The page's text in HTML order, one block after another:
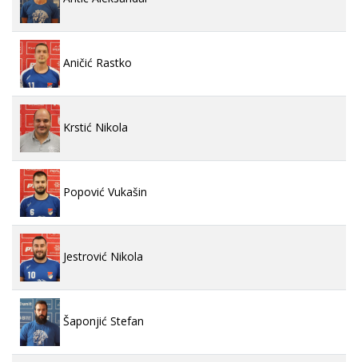
Aničić Rastko
Krstić Nikola
Popović Vukašin
Jestrović Nikola
Šaponjić Stefan